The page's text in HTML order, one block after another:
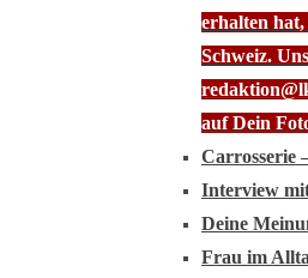
erhalten
Schweiz.
auf Dein
Carrosserie
Interview
Deine
Frau im